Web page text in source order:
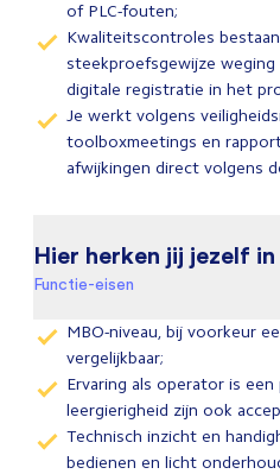
of PLC-fouten;
Kwaliteitscontroles
steekproefsgewijze
digitale registratie in het
Je werkt volgens
toolboxmeetings en
afwijkingen direct volgens
Hier herken jij jezelf in
Functie-eisen
MBO-niveau, bij voorkeur
vergelijkbaar;
Ervaring als operator is
leergierigheid zijn ook
Technisch inzicht en
bedienen en licht